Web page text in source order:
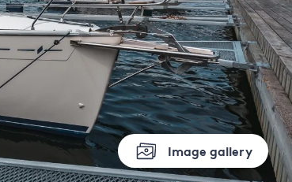
Image gallery